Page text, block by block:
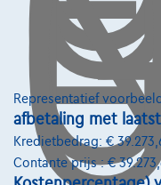
Representatief
afbetaling met
Kredietbedrag: €
Contante prijs : €
Koning Albert II-laan
1000 Brussel
Diensten &